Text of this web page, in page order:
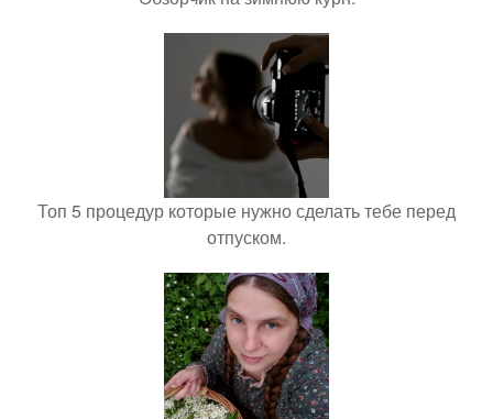
Топ 5 процедур которые нужно сделать тебе перед
отпуском.